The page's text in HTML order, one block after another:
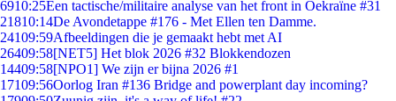
6910:25Een tactische/militaire analyse van het front in Oekraïne #31
21810:14De Avondetappe #176 - Met Ellen ten Damme.
24109:59Afbeeldingen die je gemaakt hebt met AI
26409:58[NET5] Het blok 2026 #32 Blokkendozen
14409:58[NPO1] We zijn er bijna 2026 #1
17109:56Oorlog Iran #136 Bridge and powerplant day incoming?